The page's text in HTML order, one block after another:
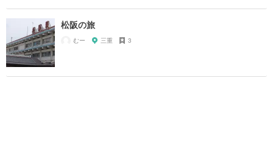
松阪の旅
むー 三重 3